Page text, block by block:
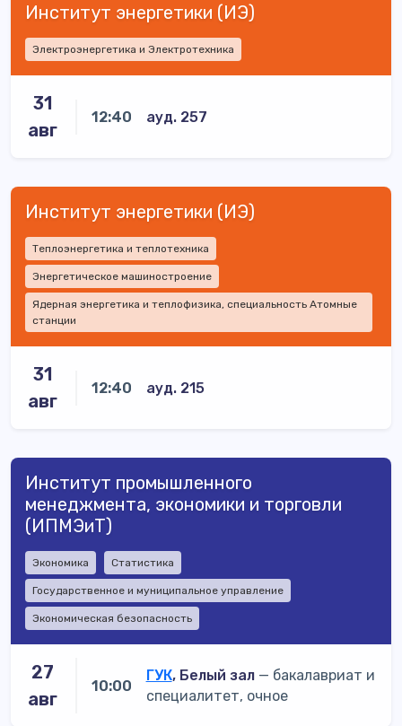
Институт энергетики (ИЭ)
Электроэнергетика и Электротехника
31
авг
12:40 ауд. 257
Институт энергетики (ИЭ)
Теплоэнергетика и теплотехника
Энергетическое машиностроение
Ядерная энергетика и теплофизика, специальность Атомные
станции
31
авг
12:40 ауд. 215
Институт промышленного
менеджмента, экономики и торговли
(ИПМЭиТ)
Экономика Статистика
Государственное и муниципальное управление
Экономическая безопасность
27
авг
10:00
ГУК, Белый зал— бакалавриат и
специалитет, очное